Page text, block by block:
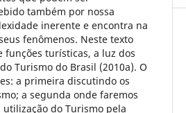
também por nossa
inerente e encontra na
fenômenos. Neste texto
turísticas, a luz dos
Turismo do Brasil (2010a). O
a primeira discutindo os
a segunda onde faremos
do Turismo pela